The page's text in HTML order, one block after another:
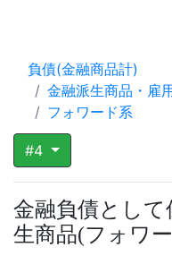
負債(金融商品計)
金融派生商品・雇
フォワード系
#4
金融負債とし
生商品(フォワ